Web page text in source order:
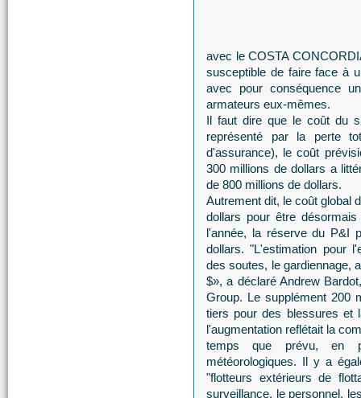
avec le COSTA
susceptible de faire face à
avec pour conséquence
armateurs eux-mêmes.
Il faut dire que le coût du
représenté par la perte
d'assurance), le coût
300 millions de dollars a
de 800 millions de dollars.
Autrement dit, le coût global
dollars pour être
l'année, la réserve du P&I
dollars. "L'estimation pour
des soutes, le gardiennage,
$», a déclaré Andrew
Group. Le supplément 200
tiers pour des blessures et
l'augmentation reflétait la
temps que prévu, en
météorologiques. Il y a
"flotteurs extérieurs de
surveillance, le personnel,